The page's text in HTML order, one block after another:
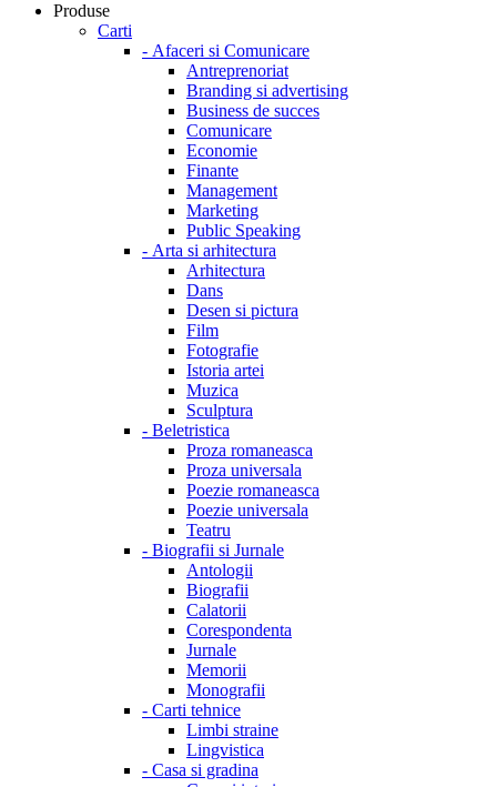
Produse
Carti
- Afaceri si Comunicare
Antreprenoriat
Branding si advertising
Business de succes
Comunicare
Economie
Finante
Management
Marketing
Public Speaking
- Arta si arhitectura
Arhitectura
Dans
Desen si pictura
Film
Fotografie
Istoria artei
Muzica
Sculptura
- Beletristica
Proza romaneasca
Proza universala
Poezie romaneasca
Poezie universala
Teatru
- Biografii si Jurnale
Antologii
Biografii
Calatorii
Corespondenta
Jurnale
Memorii
Monografii
- Carti tehnice
Limbi straine
Lingvistica
- Casa si gradina